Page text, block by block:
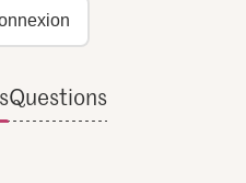
Questions